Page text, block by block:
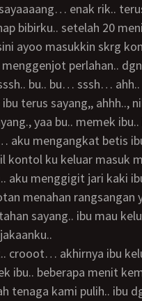
bibirku.. setelah 20
ayoo masukkin skrg
perlahan..
terus sayang,, ahhh..,
yaa bu.. memek
aku mengangkat betis
aku menggigit jari kaki
menahan rangsangan
sayang.. ibu mau
ibu.. beberapa menit
tenaga kami pulih.. ibu